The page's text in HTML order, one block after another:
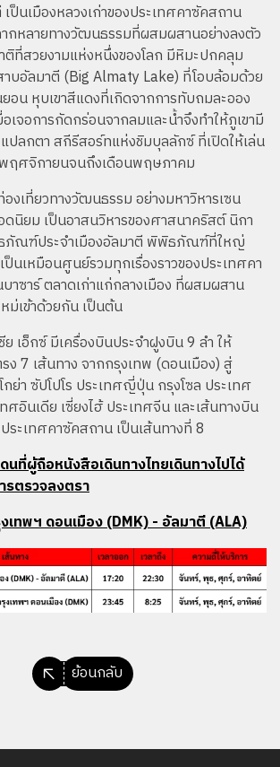
ป็นเมืองหลวงเก่าของประเทศคาซัคสถาน
กหลายทางวัฒนธรรมที่ผสมผสานอย่างลงตัว
ที่สวยงามแห่งหนึ่งของโลก มีหิมะปกคลุม
าบอัลมาตี (Big Almaty Lake) ที่โอบล้อมด้วย
อน หุบเขาสีแดงที่เกิดจากการทับถมละออง
อเจอการกัดกร่อนจากลมและน้ำจึงทำให้ภูเขามี
ปลกตา ​สกีรีสอร์ทแห่งชิมบุลลักซ์ ที่เปิดให้เล่น
ฤศจิกายนจนถึงเดือนพฤษภาคม
งเที่ยวทางวัฒนธรรม อย่างมหาวิหารเซน
นิยม เป็นอาสนวิหารของศาสนาคริสต์ นิกา
ภัณฑ์ประจำเมืองอัลมาตี พิพิธภัณฑ์ที่ใหญ่
ป็นเหมือนศูนย์รวมทุกเรื่องราวของประเทศคา
าซาร์ ตลาดเก่าแก่กลางเมือง ที่ผสมผสาน
ม่เข้าด้วยกัน เป็นต้น
ย เอ็กซ์ มีเครื่องบินประจำฝูงบิน 9 ลำ ให้
ง 7 เส้นทาง จากกรุงเทพ (ดอนเมือง) สู่
กย่า ซัปโปโร ประเทศญี่ปุ่น กรุงโซล ประเทศ
ศอินเดีย เซี่ยงไฮ้ ประเทศจีน และเส้นทางบิน
ะเทศคาซัคสถาน เป็นเส้นทางที่ 8
ที่ผู้ถือหนังสือเดินทางไทยเดินทางไปได้
รตรวจลงตรา
เทพฯ ดอนเมือง (DMK) - อัลมาตี (ALA)
ย้อนกลับ